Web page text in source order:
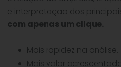
e interpretação dos
com apenas um clique.
Mais rapidez na análise.
Mais valor